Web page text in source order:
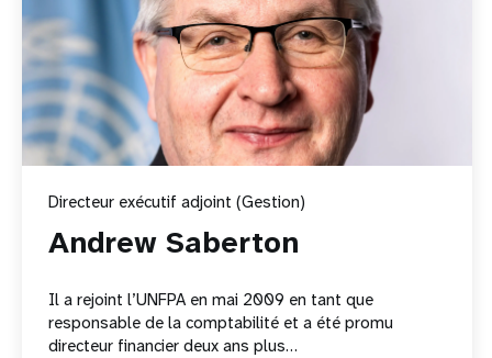
Directeur exécutif adjoint (Gestion)
Andrew Saberton
Il a rejoint l’UNFPA en mai 2009 en tant que
responsable de la comptabilité et a été promu
directeur financier deux ans plus…